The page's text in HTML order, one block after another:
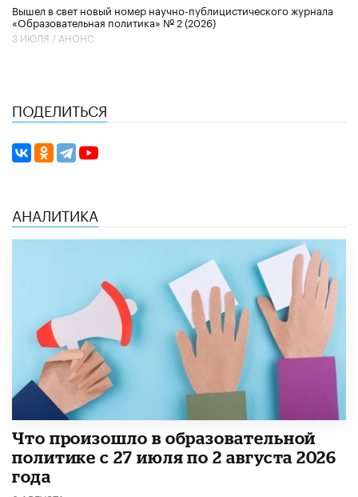
Вышел в свет новый номер научно-публицистического журнала
«Образовательная политика» № 2 (2026)
3 ИЮЛЯ / АНОНС
ПОДЕЛИТЬСЯ
АНАЛИТИКА
​Что произошло в образовательной
политике с 27 июля по 2 августа 2026
года